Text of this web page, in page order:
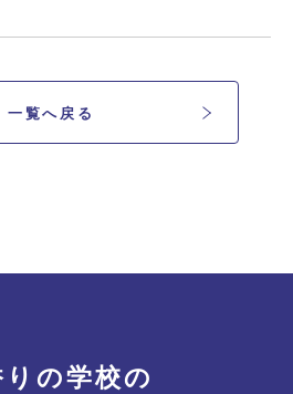
一覧へ戻る
の学校の